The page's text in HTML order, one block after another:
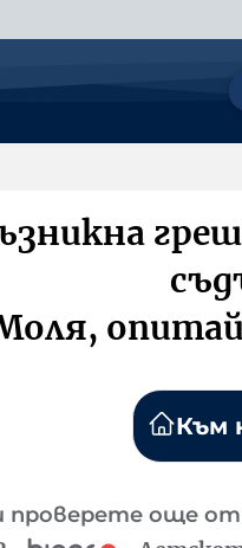
Към
проверете още